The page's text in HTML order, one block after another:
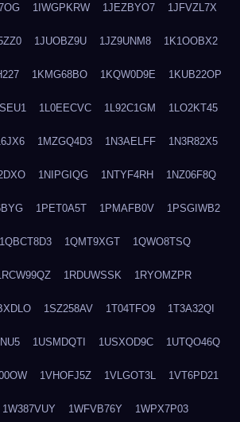
1IWGPKRW 1JEZBYO7 1JFVZL7X
1JUOBZ9U 1JZ9UNM8 1K1OOBX2
1KMG68BO 1KQW0D9E 1KUB22OP
1L0EECVC 1L92C1GM 1LO2KT45
1MZGQ4D3 1N3AELFF 1N3R82X5
1NIPGIQG 1NTYF4RH 1NZ06F8Q
1PET0A5T 1PMAFB0V 1PSGIWB2
1QBCT8D3 1QMT9XGT 1QWO8TSQ
1RDUWSSK 1RYOMZPR
1SZ258AV 1T04TFO9 1T3A32QI
1USMDQTI 1USXOD9C 1UTQO46Q
1VHOFJ5Z 1VLGOT3L 1VT6PD21
1W387VUY 1WFVB76Y 1WPX7P03